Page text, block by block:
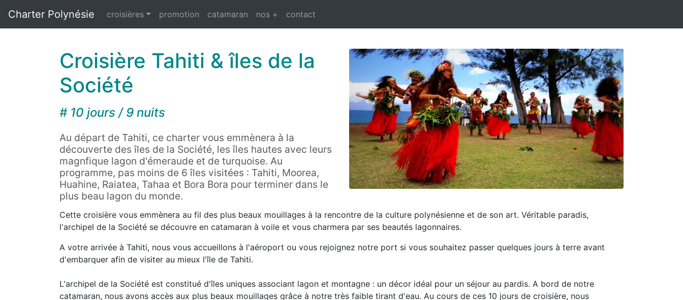
Charter Polynésie croisières promotion catamaran nos + contact
Croisière Tahiti & îles de la
Société
# 10 jours / 9 nuits
Au départ de Tahiti, ce charter vous emmènera à la
découverte des îles de la Société, les îles hautes avec leurs
magnfique lagon d'émeraude et de turquoise. Au
programme, pas moins de 6 îles visitées : Tahiti, Moorea,
Huahine, Raiatea, Tahaa et Bora Bora pour terminer dans le
plus beau lagon du monde.
Cette croisière vous emmènera au fil des plus beaux mouillages à la rencontre de la culture polynésienne et de son art. Véritable paradis,
l'archipel de la Société se découvre en catamaran à voile et vous charmera par ses beautés lagonnaires.
A votre arrivée à Tahiti, nous vous accueillons à l'aéroport ou vous rejoignez notre port si vous souhaitez passer quelques jours à terre avant
d'embarquer afin de visiter au mieux l'île de Tahiti.
L'archipel de la Société est constitué d'îles uniques associant lagon et montagne : un décor idéal pour un séjour au pardis. A bord de notre
catamaran, nous avons accès aux plus beaux mouillages grâce à notre très faible tirant d'eau. Au cours de ces 10 jours de croisière, nous